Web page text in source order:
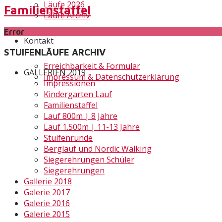
Läufe 2026
Läufe Archiv
Kontakt
Erreichbarkeit & Formular
Impressum & Datenschutzerklärung
Familienstaffel
Error
STUIFENLÄUFE ARCHIV
GALLERIEN 2019
Impressionen
Kindergarten Lauf
Familienstaffel
Lauf 800m | 8 Jahre
Lauf 1.500m | 11-13 Jahre
Stuifenrunde
Berglauf und Nordic Walking
Siegerehrungen Schüler
Siegerehrungen
Gallerie 2018
Galerie 2017
Galerie 2016
Galerie 2015